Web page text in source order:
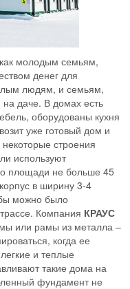
молодым семьям,
денег для
людям, и семьям,
даче. В домах есть
оборудованы кухня
уже готовый дом и
строения
используют
площади не больше 45
в ширину 3-4
можно было
Компания КРАУС
или рамы из металла –
когда ее
и теплые
такие дома на
фундамент не